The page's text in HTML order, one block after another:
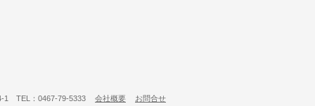
1 TEL：0467-79-5333 会社概要 お問合せ